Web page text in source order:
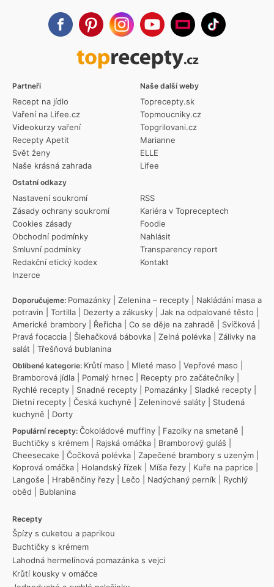
Partneři
Recept na jídlo
Vaření na Lifee.cz
Videokurzy vaření
Recepty Apetit
Svět ženy
Naše krásná zahrada
Ostatní odkazy
Nastavení soukromí
Zásady ochrany soukromí
Cookies zásady
Obchodní podmínky
Smluvní podmínky
Redakční etický kodex
Inzerce
RSS
Kariéra v Topreceptech
Foodie
Nahlásit
Transparency report
Kontakt
Naše další weby
Toprecepty.sk
Topmoucniky.cz
Topgrilovani.cz
Marianne
ELLE
Lifee
Doporučujeme: Pomazánky Zelenina – recepty
Nakládání masa a
potravin
Tortilla Dezerty a zákusky Jak na odpalované těsto
Americké brambory
Řeřicha Co se děje na zahradě Svíčková
Pravá focaccia
Šlehačková bábovka Zelná polévka
Zálivky na
salát
Třešňová bublanina
Oblíbené kategorie: Krůtí maso Mleté maso Vepřové maso
Bramborová jídla
Pomalý hrnec Recepty pro začátečníky
Rychlé recepty
Snadné recepty Pomazánky Sladké recepty
Dietní recepty
Česká kuchyně Zeleninové saláty
Studená
kuchyně
Dorty
Populární recepty: Čokoládové muffiny Fazolky na smetaně
Buchtičky s krémem
Rajská omáčka Bramborový guláš
Cheesecake
Čočková polévka Zapečené brambory s uzeným
Koprová omáčka
Holandský řízek Míša řezy Kuře na paprice
Langoše
Hraběnčiny řezy Lečo Nadýchaný perník
Rychlý
oběd
Bublanina
Recepty
Špízy s cuketou a paprikou
Buchtičky s krémem
Lahodná hermelínová pomazánka s vejci
Krůtí kousky v omáčce